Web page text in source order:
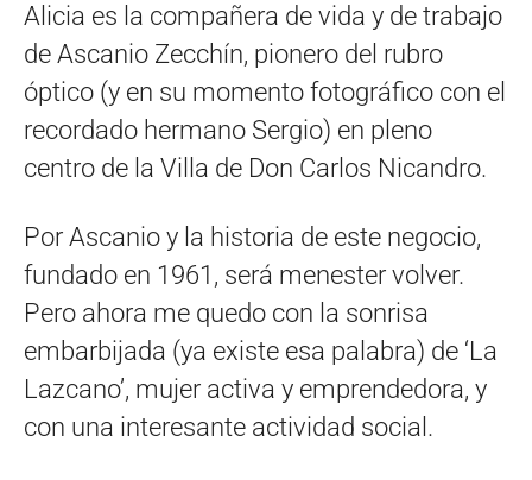
Alicia es la compañera de vida y de trabajo
de Ascanio Zecchín, pionero del rubro
óptico (y en su momento fotográfico con el
recordado hermano Sergio) en pleno
centro de la Villa de Don Carlos Nicandro.
Por Ascanio y la historia de este negocio,
fundado en 1961, será menester volver.
Pero ahora me quedo con la sonrisa
embarbijada (ya existe esa palabra) de ‘La
Lazcano’, mujer activa y emprendedora, y
con una interesante actividad social.